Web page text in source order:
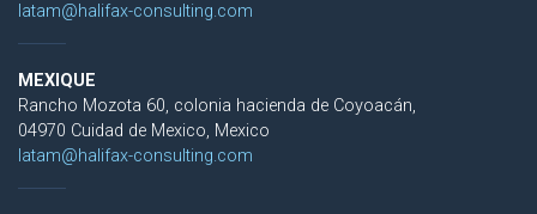
latam@halifax-consulting.com
MEXIQUE
Rancho Mozota 60, colonia hacienda de Coyoacán,
04970 Cuidad de Mexico, Mexico
latam@halifax-consulting.com